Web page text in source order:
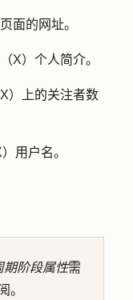
面的网址。
X）个人简介。
）上的关注者数
用户名。
期阶段属性需
。